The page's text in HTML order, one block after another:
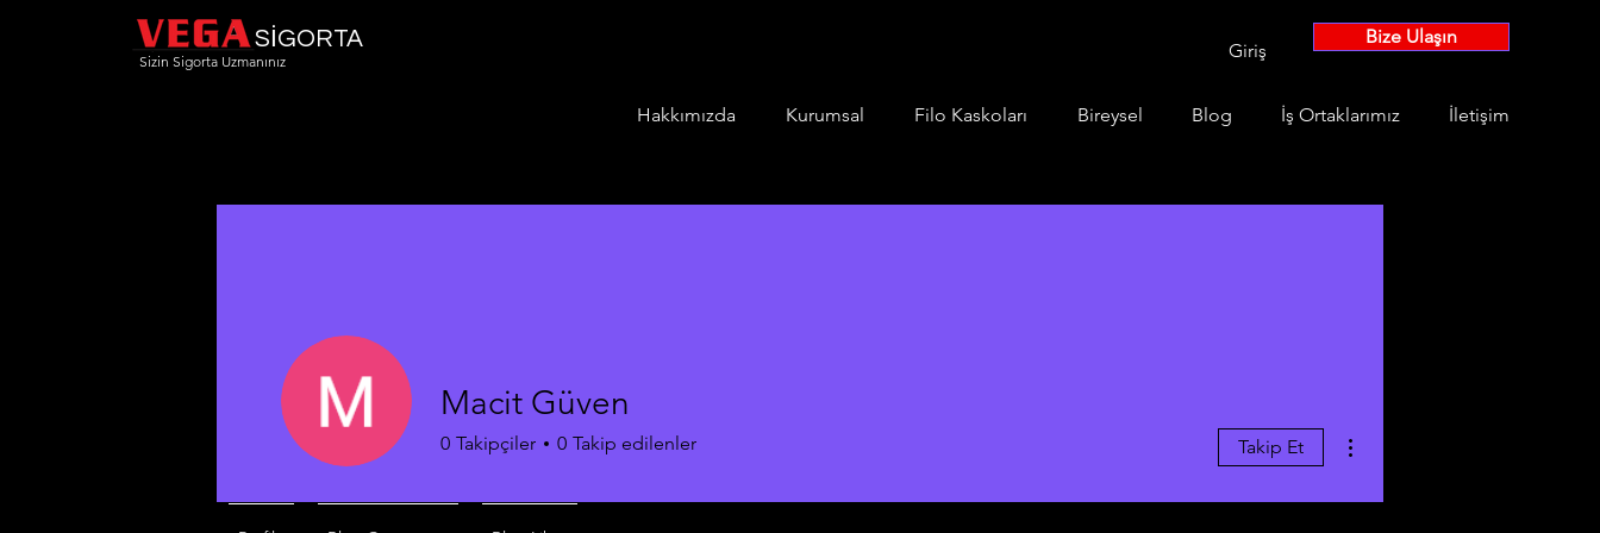
SİGORTA
Sizin Sigorta Uzmanınız Giriş
Bize Ulaşın
Hakkımızda Kurumsal Filo Kaskoları Bireysel Blog İş Ortaklarımız İletişim
Macit Güven
0 Takipçiler 0 Takip edilenler Takip Et